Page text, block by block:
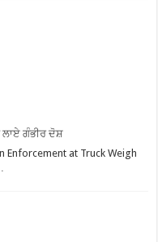
ਲਾਏ ਗੰਭੀਰ ਦੋਸ਼
Enforcement at Truck Weigh